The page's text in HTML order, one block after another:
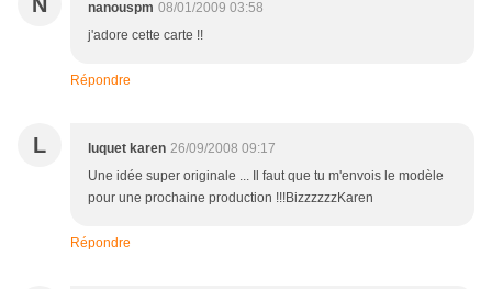
nanouspm 08/01/2009 03:58
j'adore cette carte !!
Répondre
L luquet karen 26/09/2008 09:17
Une idée super originale ... Il faut que tu m'envois le modèle
pour une prochaine production !!!BizzzzzzKaren
Répondre